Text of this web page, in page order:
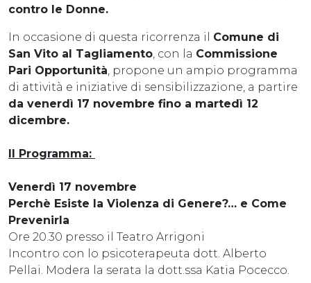
contro le Donne.
In occasione di questa ricorrenza il Comune di
San Vito al Tagliamento , con la Commissione
Pari Opportunità , propone un ampio programma
di attività e iniziative di sensibilizzazione, a partire
da venerdì 17 novembre fino a martedì 12
dicembre.
Il Programma:
Venerdì 17 novembre
Perchè Esiste la Violenza di Genere?… e Come
Prevenirla
Ore 20.30 presso il Teatro Arrigoni
Incontro con lo psicoterapeuta dott. Alberto
Pellai. Modera la serata la dott.ssa Katia Pocecco.